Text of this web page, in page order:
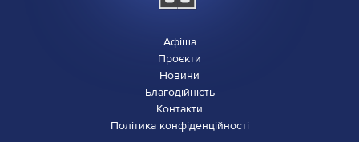
Афіша
Проєкти
Новини
Благодійність
Контакти
Політика конфіденційності